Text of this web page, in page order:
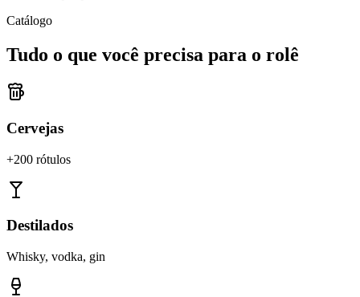
Catálogo
Tudo o que você precisa para o rolê
Cervejas
+200 rótulos
Destilados
Whisky, vodka, gin